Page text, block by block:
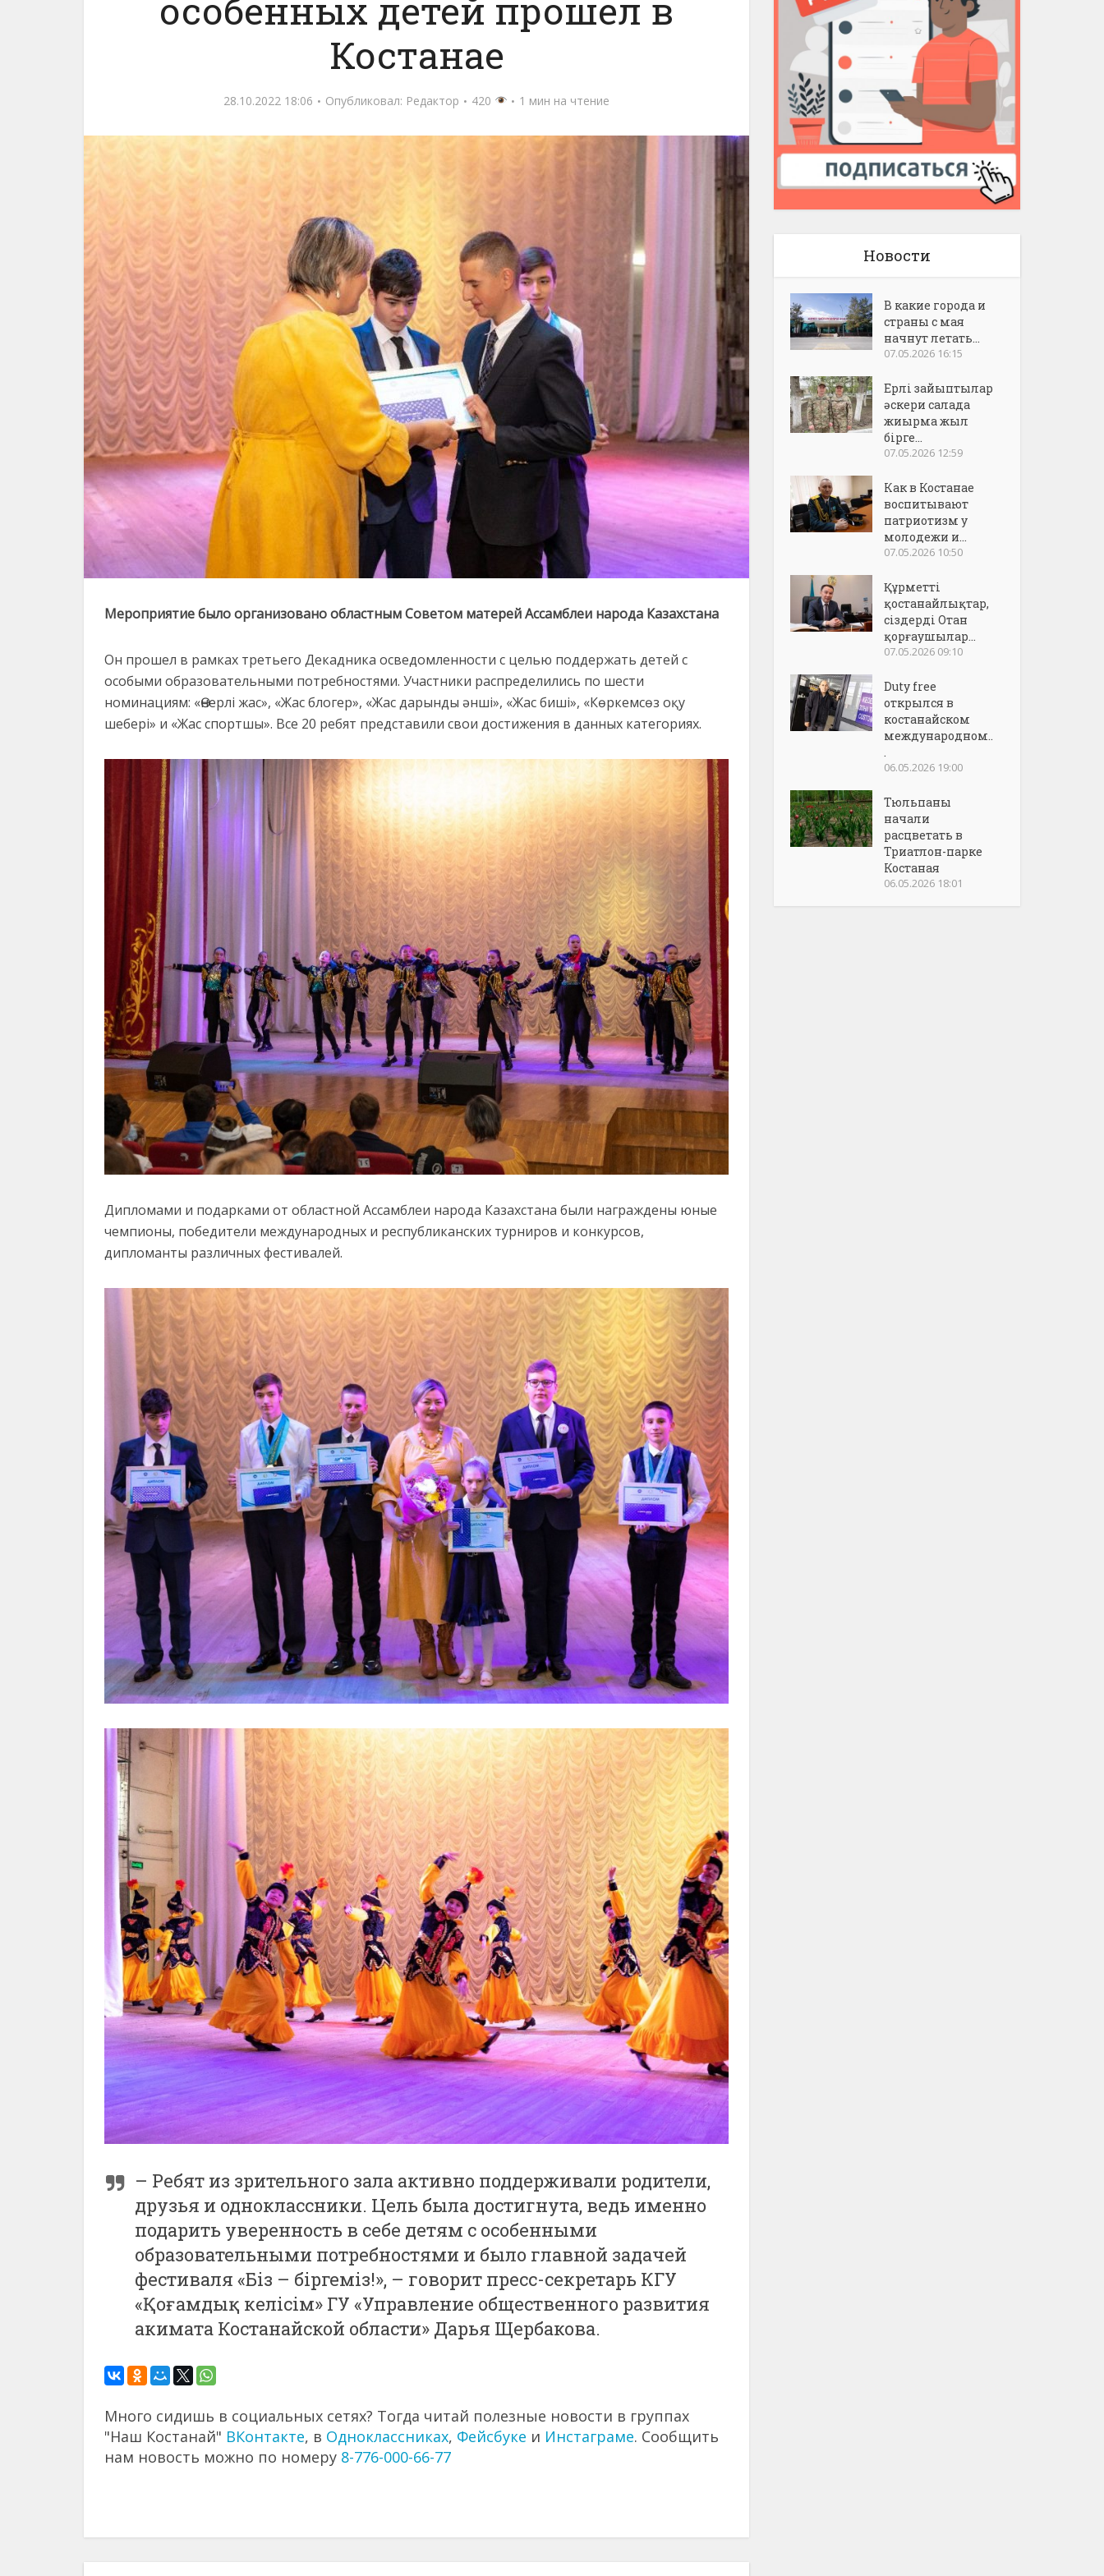
особенных детей прошел в
Костанае
28.10.2022 18:06 Опубликовал: Редактор 420 1 мин на чтение
Мероприятие было организовано областным Советом матерей Ассамблеи народа Казахстана
Он прошел в рамках третьего Декадника осведомленности с целью поддержать детей с
особыми образовательными потребностями. Участники распределились по шести
номинациям: «Өнерлі жас», «Жас блогер», «Жас дарынды әнші», «Жас биші», «Көркемсөз оқу
шебері» и «Жас спортшы». Все 20 ребят представили свои достижения в данных категориях.
Дипломами и подарками от областной Ассамблеи народа Казахстана были награждены юные
чемпионы, победители международных и республиканских турниров и конкурсов,
дипломанты различных фестивалей.
– Ребят из зрительного зала активно поддерживали родители,
друзья и одноклассники. Цель была достигнута, ведь именно
подарить уверенность в себе детям с особенными
образовательными потребностями и было главной задачей
фестиваля «Біз – біргеміз!», – говорит пресс-секретарь КГУ
«Қоғамдық келісім» ГУ «Управление общественного развития
акимата Костанайской области» Дарья Щербакова.
Много сидишь в социальных сетях? Тогда читай полезные новости в группах
"Наш Костанай" ВКонтакте, в Одноклассниках, Фейсбуке и Инстаграме. Сообщить
нам новость можно по номеру 8-776-000-66-77
Новости
В какие города и
страны с мая
начнут летать...
07.05.2026 16:15
Ерлі зайыптылар
әскери салада
жиырма жыл
бірге...
07.05.2026 12:59
Как в Костанае
воспитывают
патриотизм у
молодежи и...
07.05.2026 10:50
Құрметті
қостанайлықтар,
сіздерді Отан
қорғаушылар...
07.05.2026 09:10
Duty free
открылся в
костанайском
международном..
.
06.05.2026 19:00
Тюльпаны
начали
расцветать в
Триатлон-парке
Костаная
06.05.2026 18:01